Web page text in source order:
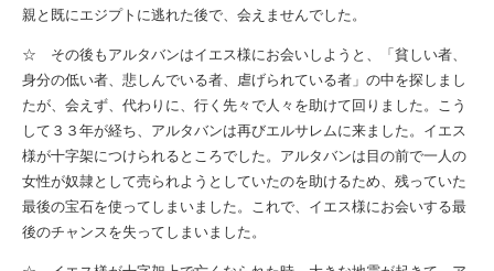
親と既にエジプトに逃れた後で、会えませんでした。
☆ その後もアルタバンはイエス様にお会いしようと、「貧しい者、
身分の低い者、悲しんでいる者、虐げられている者」の中を探しまし
たが、会えず、代わりに、行く先々で人々を助けて回りました。こう
して３３年が経ち、アルタバンは再びエルサレムに来ました。イエス
様が十字架につけられるところでした。アルタバンは目の前で一人の
女性が奴隷として売られようとしていたのを助けるため、残っていた
最後の宝石を使ってしまいました。これで、イエス様にお会いする最
後のチャンスを失ってしまいました。